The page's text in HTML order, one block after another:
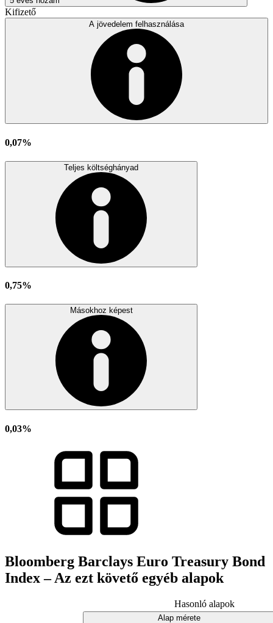
Kifizető
A jövedelem felhasználása
0,07%
Teljes költséghányad
0,75%
Másokhoz képest
0,03%
Bloomberg Barclays Euro Treasury Bond
Index – Az ezt követő egyéb alapok
Hasonló alapok
Alap mérete